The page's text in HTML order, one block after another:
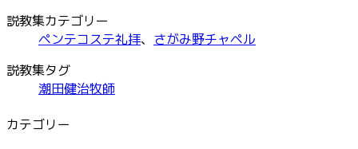
説教集カテゴリー
ペンテコステ礼拝、 さがみ野チャペル
説教集タグ
潮田健治牧師
カテゴリー